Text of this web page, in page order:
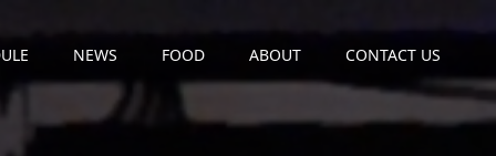
NEWS FOOD ABOUT CONTACT US